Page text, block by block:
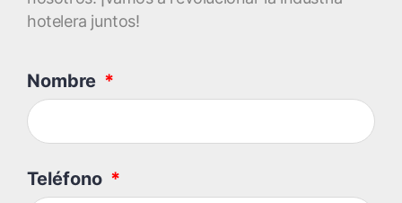
hotelera juntos!
Nombre
Teléfono